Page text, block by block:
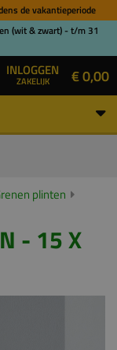
de vakantieperiode
(wit & zwart) - t/m 31
INLOGGEN
ZAKELIJK € 0,00
plinten
- 15 X